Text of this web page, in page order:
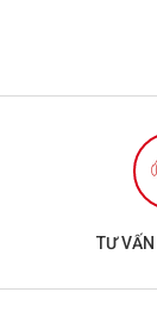
TƯ